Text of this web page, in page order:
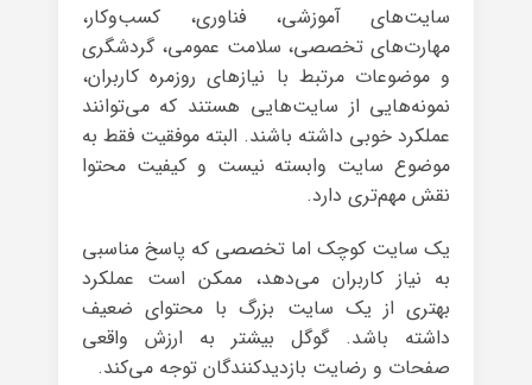
سایت‌های آموزشی، فناوری، کسب‌وکار،
مهارت‌های تخصصی، سلامت عمومی، گردشگری
و موضوعات مرتبط با نیازهای روزمره کاربران،
نمونه‌هایی از سایت‌هایی هستند که می‌توانند
عملکرد خوبی داشته باشند. البته موفقیت فقط به
موضوع سایت وابسته نیست و کیفیت محتوا
نقش مهم‌تری دارد.
یک سایت کوچک اما تخصصی که پاسخ مناسبی
به نیاز کاربران می‌دهد، ممکن است عملکرد
بهتری از یک سایت بزرگ با محتوای ضعیف
داشته باشد. گوگل بیشتر به ارزش واقعی
صفحات و رضایت بازدیدکنندگان توجه می‌کند.